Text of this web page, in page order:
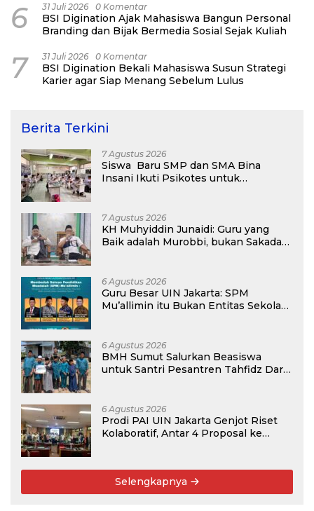
6 31 Juli 2026 0 Komentar
BSI Digination Ajak Mahasiswa Bangun Personal
Branding dan Bijak Bermedia Sosial Sejak Kuliah
7 31 Juli 2026 0 Komentar
BSI Digination Bekali Mahasiswa Susun Strategi
Karier agar Siap Menang Sebelum Lulus
Berita Terkini
7 Agustus 2026
Siswa Baru SMP dan SMA Bina
Insani Ikuti Psikotes untuk
7 Agustus 2026
KH Muhyiddin Junaidi: Guru yang
Baik adalah Murobbi, bukan Sakadar
6 Agustus 2026
Guru Besar UIN Jakarta: SPM
Mu’allimin itu Bukan Entitas Sekolah
6 Agustus 2026
BMH Sumut Salurkan Beasiswa
untuk Santri Pesantren Tahfidz Darul
6 Agustus 2026
Prodi PAI UIN Jakarta Genjot Riset
Kolaboratif, Antar 4 Proposal ke
Selengkapnya